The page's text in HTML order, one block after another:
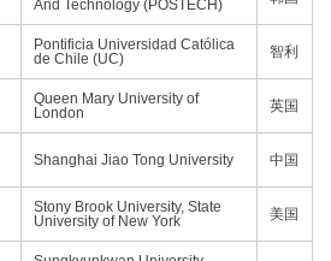
And Technology (POSTECH)
Pontificia Universidad Católica
de Chile (UC)
智利
Queen Mary University of
London
英国
Shanghai Jiao Tong University 中国
Stony Brook University, State
University of New York
美国